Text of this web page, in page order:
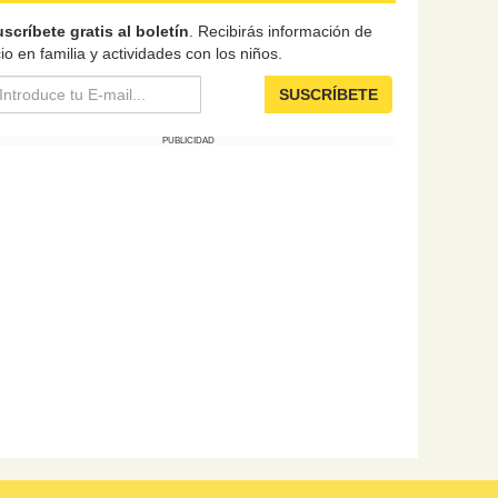
gratis al boletín . Recibirás información de
en familia y actividades con los niños.
SUSCRÍBETE
PUBLICIDAD